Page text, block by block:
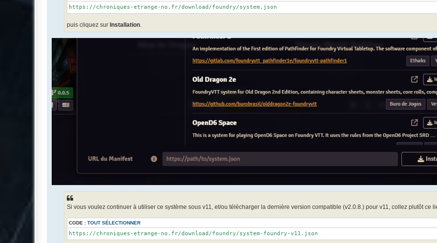
https://chroniques-etrange-no.fr/download/foundry/system.json
puis cliquez sur Installation.
Si vous voulez continuer à utiliser ce système sous v11, et/ou télécharger la dernière version compatible (v2.0.8.) pour v11, collez plutôt ce
CODE : TOUT SÉLECTIONNER
https://chroniques-etrange-no.fr/download/foundry/system-foundry-v11.json